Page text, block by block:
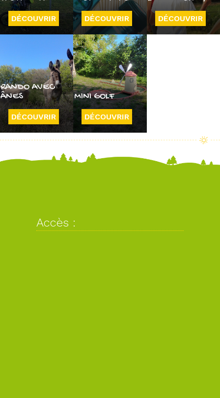
DÉCOUVRIR DÉCOUVRIR DÉCOUVRIR
RANDO AVEC
ÂNES
DÉCOUVRIR
MINI GOLF
DÉCOUVRIR
Accès :